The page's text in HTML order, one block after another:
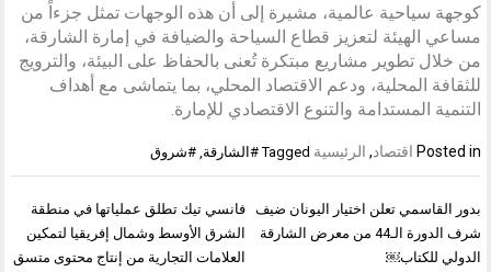
كوجهة سياحية عالمية، مشيرة إلى أن هذه الوجهات تمثل جزءاً من
مساعي الهيئة لتعزيز قطاع السياحة والضيافة في إمارة الشارقة،
من خلال تطوير مشاريع مبتكرة تُعنى بالحفاظ على البيئة، والترويج
للثقافة المحلية، ودعم الاقتصاد المحلي، بما يتماشى مع أهداف
التنمية المستدامة والتنوع الاقتصادي للإمارة.
Posted in اقتصاد, الرئيسية Tagged #الشارقة ,#شروق
تصفّح
المقالات
فانسي تيك تطلق عملياتها في منطقة
الشرق الأوسط وشمال إفريقيا لتمكين
العلامات التجارية من إنتاج محتوى متسق
بدور القاسمي تعلن اختيار اليونان ضيف
شرف الدورة الـ44 من معرض الشارقة
الدولي للكتاب￼